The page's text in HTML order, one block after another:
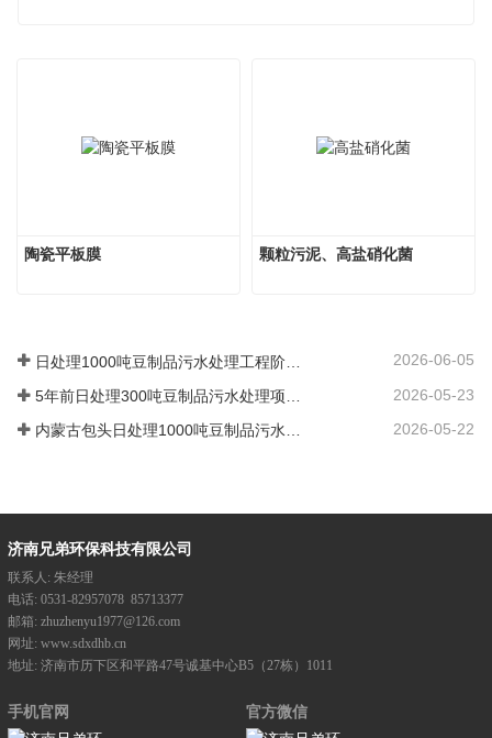
陶瓷平板膜 颗粒污泥、高盐硝化菌
2026-06-05
2026-05-23
内蒙古包头日处理1000吨豆制品污水处理项目施工中 2026-05-22
济南兄弟环保科技有限公司
联系人: 朱经理
电话: 0531-82957078 85713377
邮箱: zhuzhenyu1977@126.com
网址: www.sdxdhb.cn
地址: 济南市历下区和平路47号诚基中心B5（27栋）1011
手机官网 官方微信